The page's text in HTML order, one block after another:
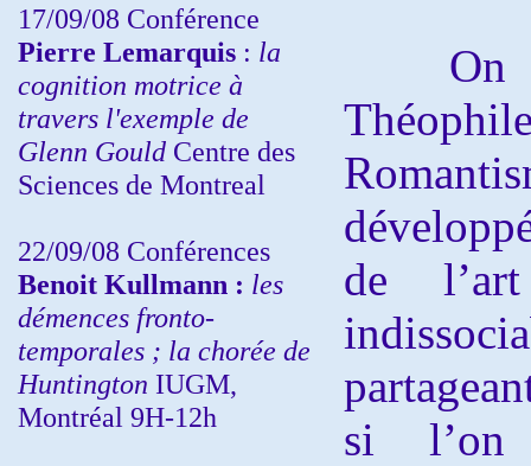
17/09/08 Conférence
Pierre Lemarquis : la
cognition motrice à
travers l'exemple de
Glenn Gould Centre des
Sciences de Montreal
22/09/08 Conférences
Benoit Kullmann : les
démences fronto-
temporales ; la chorée de
Huntington IUGM,
Montréal 9H-12h
On
de
si l’on